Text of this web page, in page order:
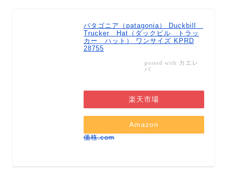
パタゴニア（patagonia） Duckbill
Trucker Hat（ダックビル トラッ
カー ハット） ワンサイズ KPRD
28755
posted with カエレ
バ
楽天市場
Amazon
価格.com